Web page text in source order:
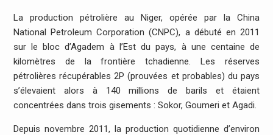
La production pétrolière au Niger, opérée par la China
National Petroleum Corporation (CNPC), a débuté en 2011
sur le bloc d’Agadem à l’Est du pays, à une centaine de
kilomètres de la frontière tchadienne. Les réserves
pétrolières récupérables 2P (prouvées et probables) du pays
s’élevaient alors à 140 millions de barils et étaient
concentrées dans trois gisements : Sokor, Goumeri et Agadi.
Depuis novembre 2011, la production quotidienne d’environ